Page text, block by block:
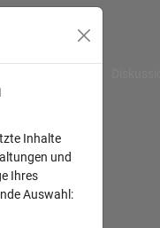
Inhalte
und
Ihres
Auswahl: